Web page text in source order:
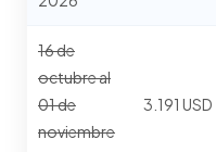
16 de
octubre al
01 de
noviembre
3.191 USD